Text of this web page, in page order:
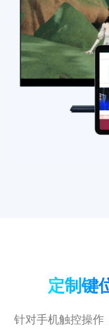
定制键
针对手机触控操作